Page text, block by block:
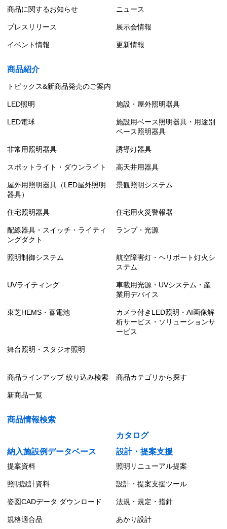
商品に関するお知らせ ニュース
プレスリリース 展示会情報
イベント情報 更新情報
商品紹介
トピックス&新商品発売のご案内
LED照明 施設・屋外照明器具
LED電球
施設用ベース照明器具・用途別
ベース照明器具
非常用照明器具 誘導灯器具
スポットライト・ダウンライト 高天井用器具
屋外用照明器具（LED屋外照明
器具）
景観照明システム
住宅照明器具 住宅用火災警報器
配線器具・スイッチ・ライティ
ングダクト
ランプ・光源
照明制御システム
航空障害灯・ヘリポート灯火シ
ステム
UVライティング
車載用光源・UVシステム・産
業用デバイス
東芝HEMS・蓄電池
カメラ付きLED照明・AI画像解
析サービス・ソリューションサ
ービス
舞台照明・スタジオ照明
商品ラインアップ 絞り込み検索 商品カテゴリから探す
新商品一覧
商品情報検索
カタログ
納入施設例データベース
設計・提案支援
提案資料 照明リニューアル提案
照明設計資料 設計・提案支援ツール
姿図CADデータ ダウンロード 法規・規定・指針
規格適合品 あかり設計